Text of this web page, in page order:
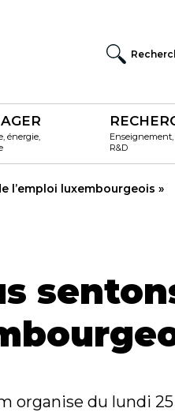
énergie,
R&D
l’emploi luxembourgeois »
organise du lundi